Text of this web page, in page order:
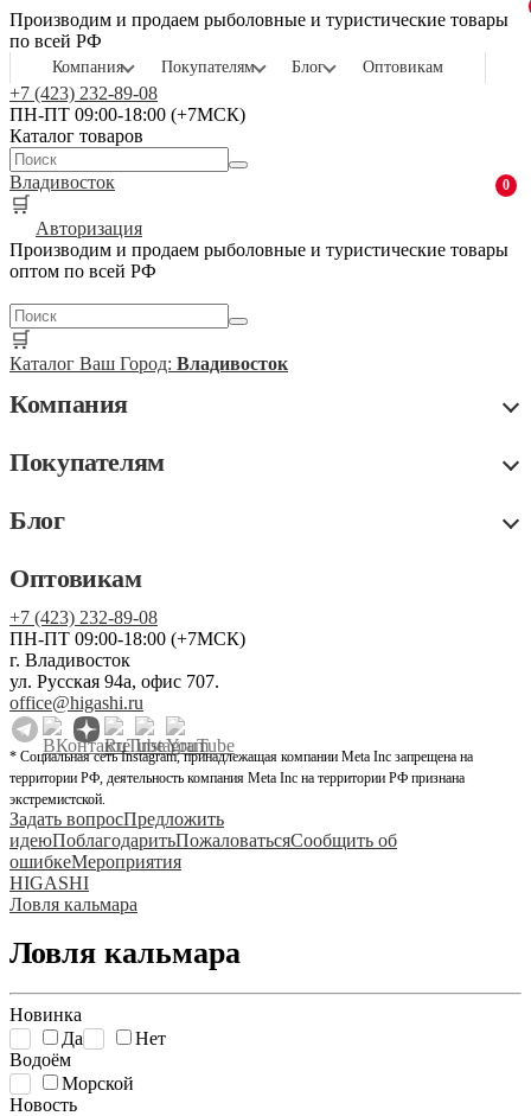
Производим и продаем рыболовные и туристические товары
по всей РФ
Компания Покупателям Блог Оптовикам
+7 (423) 232-89-08
ПН-ПТ 09:00-18:00 (+7МСК)
Каталог товаров
Владивосток
🛒
0
Авторизация
Производим и продаем рыболовные и туристические товары
оптом по всей РФ
🛒
Каталог Ваш Город: Владивосток
Компания
Покупателям
Блог
Оптовикам
+7 (423) 232-89-08
ПН-ПТ 09:00-18:00 (+7МСК)
г. Владивосток
ул. Русская 94а, офис 707.
office@higashi.ru
* Социальная сеть Instagram, принадлежащая компании Meta Inc запрещена на
территории РФ, деятельность компания Meta Inc на территории РФ признана
экстремистской.
Задать вопросПредложить
идеюПоблагодаритьПожаловатьсяСообщить об
ошибкеМероприятия
HIGASHI
Ловля кальмара
Ловля кальмара
Новинка
Да
Нет
Водоём
Морской
Новость